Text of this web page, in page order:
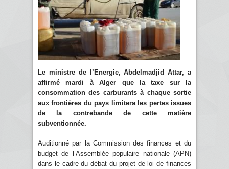
Le ministre de l’Energie, Abdelmadjid Attar, a
affirmé mardi à Alger que la taxe sur la
consommation des carburants à chaque sortie
aux frontières du pays limitera les pertes issues
de la contrebande de cette matière
subventionnée.
Auditionné par la Commission des finances et du
budget de l’Assemblée populaire nationale (APN)
dans le cadre du débat du projet de loi de finances